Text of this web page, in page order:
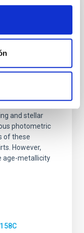
in quiescent
Fe-, and
and stellar
photometric
of these
However,
age-metallicity